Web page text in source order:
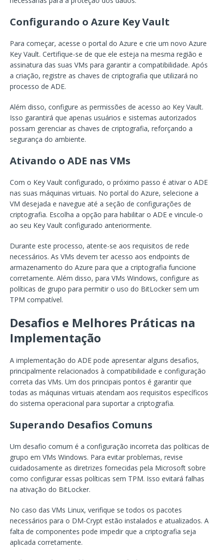
Configurando o Azure Key Vault
Para começar, acesse o portal do Azure e crie um novo Azure
Key Vault. Certifique-se de que ele esteja na mesma região e
assinatura das suas VMs para garantir a compatibilidade. Após
a criação, registre as chaves de criptografia que utilizará no
processo de ADE.
Além disso, configure as permissões de acesso ao Key Vault.
Isso garantirá que apenas usuários e sistemas autorizados
possam gerenciar as chaves de criptografia, reforçando a
segurança do ambiente.
Ativando o ADE nas VMs
Com o Key Vault configurado, o próximo passo é ativar o ADE
nas suas máquinas virtuais. No portal do Azure, selecione a
VM desejada e navegue até a seção de configurações de
criptografia. Escolha a opção para habilitar o ADE e vincule-o
ao seu Key Vault configurado anteriormente.
Durante este processo, atente-se aos requisitos de rede
necessários. As VMs devem ter acesso aos endpoints de
armazenamento do Azure para que a criptografia funcione
corretamente. Além disso, para VMs Windows, configure as
políticas de grupo para permitir o uso do BitLocker sem um
TPM compatível.
Desafios e Melhores Práticas na
Implementação
A implementação do ADE pode apresentar alguns desafios,
principalmente relacionados à compatibilidade e configuração
correta das VMs. Um dos principais pontos é garantir que
todas as máquinas virtuais atendam aos requisitos específicos
do sistema operacional para suportar a criptografia.
Superando Desafios Comuns
Um desafio comum é a configuração incorreta das políticas de
grupo em VMs Windows. Para evitar problemas, revise
cuidadosamente as diretrizes fornecidas pela Microsoft sobre
como configurar essas políticas sem TPM. Isso evitará falhas
na ativação do BitLocker.
No caso das VMs Linux, verifique se todos os pacotes
necessários para o DM-Crypt estão instalados e atualizados. A
falta de componentes pode impedir que a criptografia seja
aplicada corretamente.